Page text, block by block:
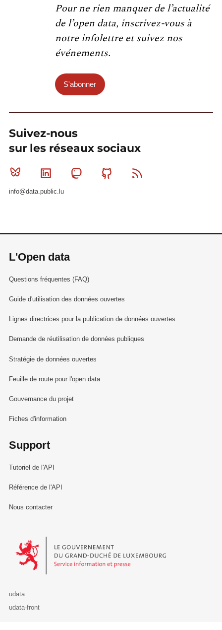
Pour ne rien manquer de l’actualité
de l’open data, inscrivez-vous à
notre infolettre et suivez nos
événements.
S'abonner
Suivez-nous
sur les réseaux sociaux
Bluesky Linkedin MastodonGithub
info@data.public.lu
L'Open data
Questions fréquentes (FAQ)
Guide d'utilisation des données ouvertes
Lignes directrices pour la publication de données ouvertes
Demande de réutilisation de données publiques
Stratégie de données ouvertes
Feuille de route pour l'open data
Gouvernance du projet
Fiches d'information
Support
Tutoriel de l'API
Référence de l'API
Nous contacter
Le Gouvernement du Grand-Duché de Luxembourg - Service
udata
udata-front